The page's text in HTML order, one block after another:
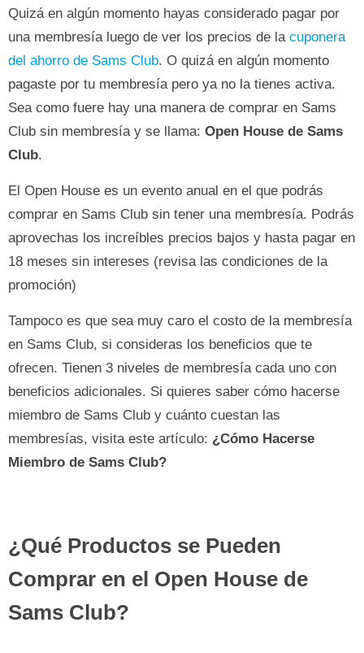
Quizá en algún momento hayas considerado pagar por
una membresía luego de ver los precios de la cuponera
del ahorro de Sams Club. O quizá en algún momento
pagaste por tu membresía pero ya no la tienes activa.
Sea como fuere hay una manera de comprar en Sams
Club sin membresía y se llama: Open House de Sams
Club.
El Open House es un evento anual en el que podrás
comprar en Sams Club sin tener una membresía. Podrás
aprovechas los increíbles precios bajos y hasta pagar en
18 meses sin intereses (revisa las condiciones de la
promoción)
Tampoco es que sea muy caro el costo de la membresía
en Sams Club, si consideras los beneficios que te
ofrecen. Tienen 3 niveles de membresía cada uno con
beneficios adicionales. Si quieres saber cómo hacerse
miembro de Sams Club y cuánto cuestan las
membresías, visita este artículo: ¿Cómo Hacerse
Miembro de Sams Club?
¿Qué Productos se Pueden
Comprar en el Open House de
Sams Club?